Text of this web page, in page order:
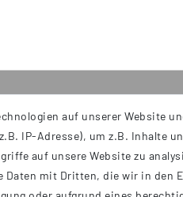
Service
Kontakt
Versand
auf unserer Website
IP-Adresse), um z.B. Inhalte
auf unsere Website zu
Daten mit Dritten, die wir in den